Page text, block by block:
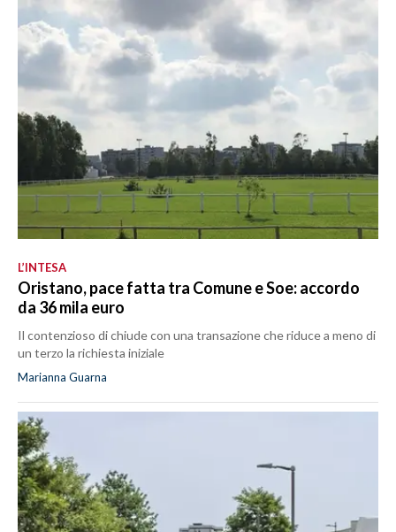
L’INTESA
Oristano, pace fatta tra Comune e Soe: accordo
da 36 mila euro
Il contenzioso di chiude con una transazione che riduce a meno di
un terzo la richiesta iniziale
Marianna Guarna